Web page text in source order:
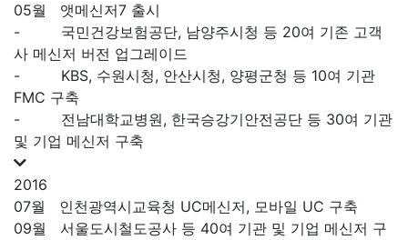
05월
앳메신저7 출시
- 국민건강보험공단, 남양주시청 등 20여 기존 고객
사 메신저 버전 업그레이드
- KBS, 수원시청, 안산시청, 양평군청 등 10여 기관
FMC 구축
- 전남대학교병원, 한국승강기안전공단 등 30여 기관
및 기업 메신저 구축
2016
07월
인천광역시교육청 UC메신저, 모바일 UC 구축
09월
서울도시철도공사 등 40여 기관 및 기업 메신저 구